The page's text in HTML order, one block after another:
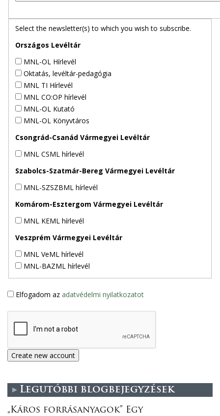
Select the newsletter(s) to which you wish to subscribe.
Országos Levéltár
MNL-OL Hírlevél
Oktatás, levéltár-pedagógia
MNL TI Hírlevél
MNL CO:OP hírlevél
MNL-OL Kutató
MNL-OL Könyvtáros
Csongrád-Csanád Vármegyei Levéltár
MNL CSML hírlevél
Szabolcs-Szatmár-Bereg Vármegyei Levéltár
MNL-SZSZBML hírlevél
Komárom-Esztergom Vármegyei Levéltár
MNL KEML hírlevél
Veszprém Vármegyei Levéltár
MNL VeML hírlevél
MNL-BAZML hírlevél
Elfogadom az adatvédelmi nyilatkozatot
Legutóbbi blogbejegyzések
„Káros forrásanyagok” Egy